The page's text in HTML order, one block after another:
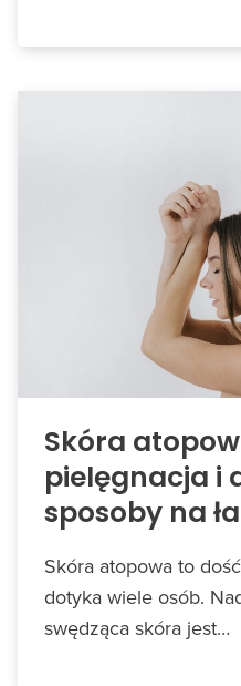
Skóra
pielęgnacja i
sposoby na
Skóra atopowa to
dotyka wiele osób.
swędząca skóra jest…